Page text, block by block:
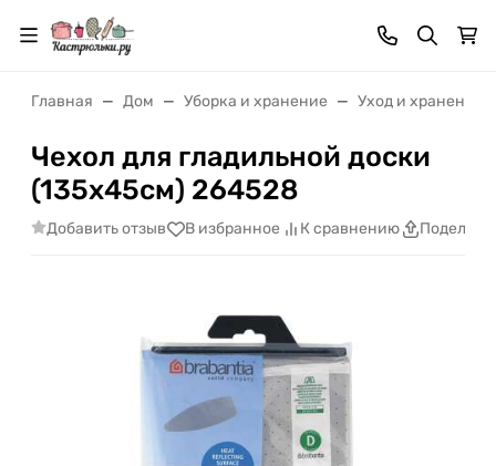
Главная Дом Уборка и хранение Уход и хранение
Чехол для гладильной доски
(135х45см) 264528
Добавить отзыв В избранное К сравнению